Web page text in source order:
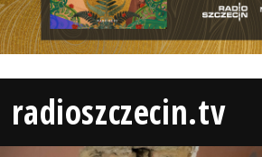
radioszczecin.tv